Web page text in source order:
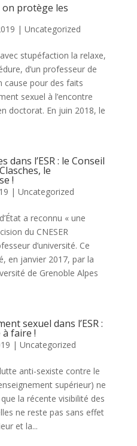
protège les
| Uncategorized
stupéfaction la relaxe,
d’un professeur de
cause pour des faits
sexuel à l’encontre
doctorat. En juin 2018, le
l’ESR : le Conseil
le
!
| Uncategorized
a reconnu « une
du CNESER
d’université. Ce
en janvier 2017, par la
de Grenoble Alpes
sexuel dans l’ESR :
faire !
| Uncategorized
anti-sexiste contre le
supérieur) ne
la récente visibilité des
ne reste pas sans effet
et la...